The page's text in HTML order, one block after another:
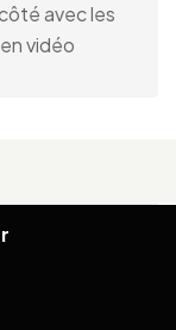
avec les
vidéo